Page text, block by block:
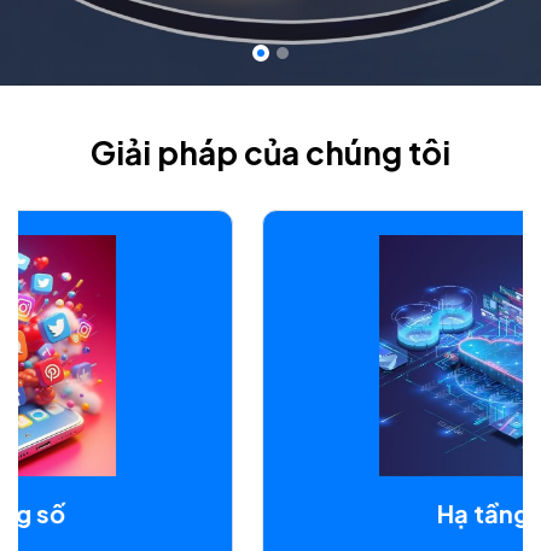
Giải pháp của chúng tôi